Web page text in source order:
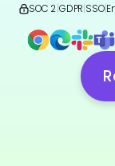
SOC 2 GDPR SSO|